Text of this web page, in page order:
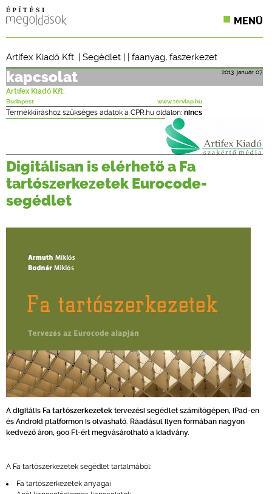
MENÜ
CPR TERMÉKKIÍRÁS
ONLINE KÉPZÉSEK
TERVEZÉSI SEGÉDLETEK
Artifex Kiadó Kft. | Segédlet | | faanyag, faszerkezet
2013. január 07.
kapcsolat
Artifex Kiadó Kft.
Budapest www.tervlap.hu
Termékkiíráshoz szükséges adatok a CPR.hu oldalon: nincs
Digitálisan is elérhető a Fa
tartószerkezetek Eurocode-
segédlet
A digitális Fa tartószerkezetek tervezési segédlet számítógépen, iPad-en
és Android platformon is olvasható. Ráadásul ilyen formában nagyon
kedvező áron, 900 Ft-ért megvásárolható a kiadvány.
A Fa tartószerkezetek segédlet tartalmából:
Fa tartószerkezetek anyagai